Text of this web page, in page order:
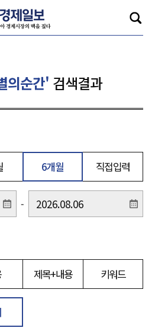
의순간' 검색결과
6개월 직접입력
-
제목+내용 키워드